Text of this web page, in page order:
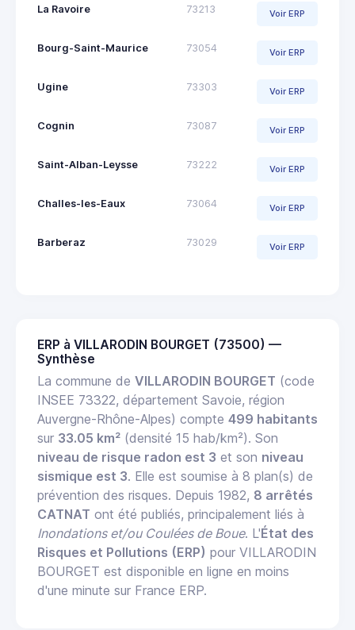
La Ravoire 73213 Voir ERP
Bourg-Saint-Maurice 73054 Voir ERP
Ugine 73303 Voir ERP
Cognin 73087 Voir ERP
Saint-Alban-Leysse 73222 Voir ERP
Challes-les-Eaux 73064 Voir ERP
Barberaz 73029 Voir ERP
ERP à VILLARODIN BOURGET (73500) —
Synthèse
La commune de VILLARODIN BOURGET (code
INSEE 73322, département Savoie, région
Auvergne-Rhône-Alpes) compte 499 habitants
sur 33.05 km² (densité 15 hab/km²). Son
niveau de risque radon est 3 et son niveau
sismique est 3. Elle est soumise à 8 plan(s) de
prévention des risques. Depuis 1982, 8 arrêtés
CATNAT ont été publiés, principalement liés à
Inondations et/ou Coulées de Boue. L'État des
Risques et Pollutions (ERP) pour VILLARODIN
BOURGET est disponible en ligne en moins
d'une minute sur France ERP.